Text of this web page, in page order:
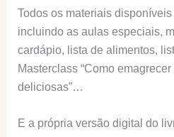
Todos os materiais
incluindo as aulas especiais,
cardápio, lista de alimentos,
Masterclass “Como
deliciosas”…
E a própria versão digital do